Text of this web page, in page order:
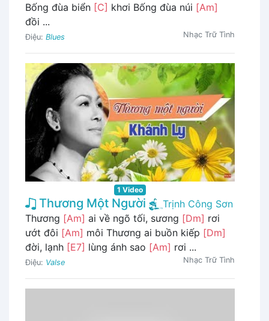
Bống đùa biển [C] khơi Bống đùa núi [Am]
đồi ...
Điệu: Blues Nhạc Trữ Tình
1 Video
Thương Một Người
Trịnh Công Sơn
Thương [Am] ai về ngõ tối, sương [Dm] rơi
ướt đôi [Am] môi Thương ai buồn kiếp [Dm]
đời, lạnh [E7] lùng ánh sao [Am] rơi ...
Điệu: Valse Nhạc Trữ Tình